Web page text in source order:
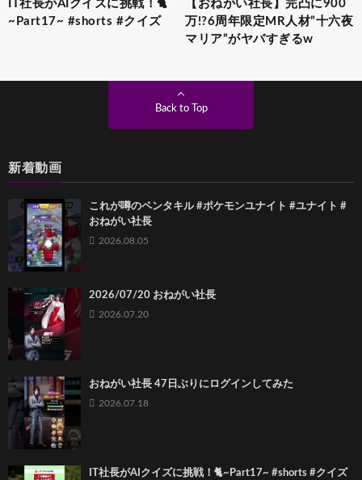
IT社長がAIクイズに挑戦！🐈
~Part17~ #shorts #クイズ
【おねがい社長】完凸に900
万!?6周年限定MR人材”十六夜
マリア”がヤバすぎるw
Back to Top
新着動画
これが噂のペンタキル #ポケモンユナイト #ユナイト #
おねがい社長
2026.08.05
2026/07/20 おねがい社長
2026.07.20
おねがい社長 47日ぶりにログインしてみた
2026.07.18
IT社長がAIクイズに挑戦！🐈~Part17~ #shorts #クイズ